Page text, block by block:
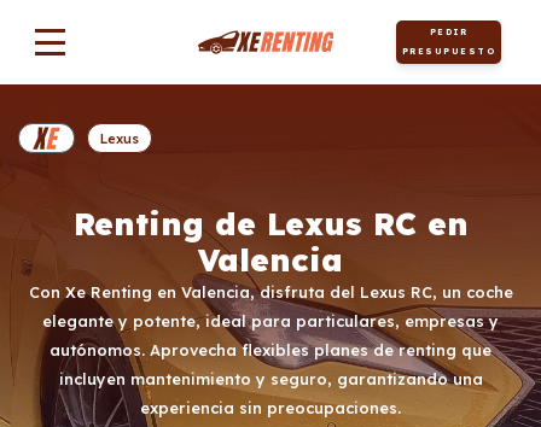
PEDIR
PRESUPUESTO
Renting de Lexus RC en
Valencia
Con Xe Renting en Valencia, disfruta del Lexus RC, un coche
elegante y potente, ideal para particulares, empresas y
autónomos. Aprovecha flexibles planes de renting que
incluyen mantenimiento y seguro, garantizando una
experiencia sin preocupaciones.
Lexus